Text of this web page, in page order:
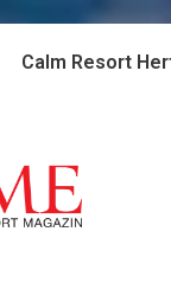
Calm Resort